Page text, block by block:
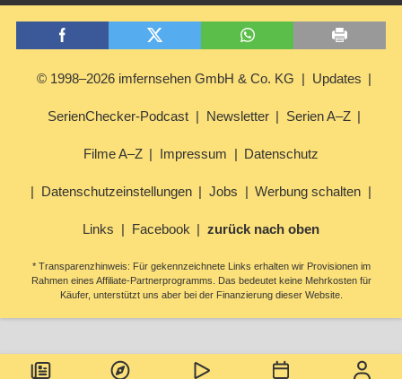
© 1998–2026 imfernsehen GmbH & Co. KG Updates
SerienChecker-Podcast Newsletter Serien A–Z
Filme A–Z Impressum Datenschutz
Datenschutzeinstellungen Jobs Werbung schalten
Links Facebook zurück nach oben
* Transparenzhinweis: Für gekennzeichnete Links erhalten wir Provisionen im
Rahmen eines Affiliate-Partnerprogramms. Das bedeutet keine Mehrkosten für
Käufer, unterstützt uns aber bei der Finanzierung dieser Website.